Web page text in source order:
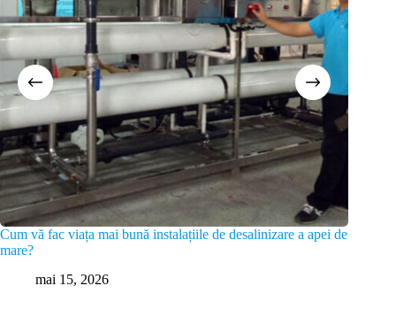
Cum vă fac viața mai bună instalațiile de desalinizare a apei de
mare?
mai 15, 2026